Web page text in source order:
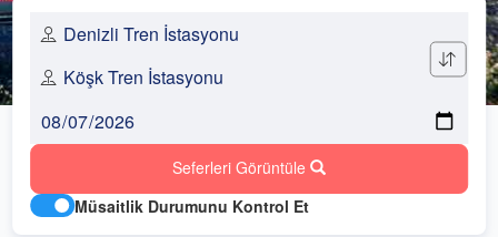
Seferleri Görüntüle
Müsaitlik Durumunu Kontrol Et